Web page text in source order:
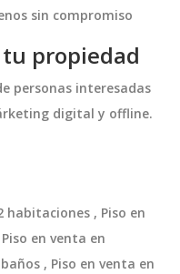
sin compromiso
propiedad
personas interesadas
digital y offline.
habitaciones , Piso en
en venta en
, Piso en venta en